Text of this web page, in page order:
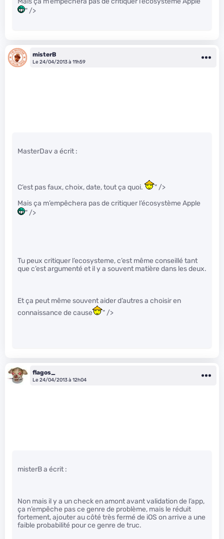
" />
misterB
Le 24/04/2013 à 11h59
MasterDav a écrit :
C’est pas faux, choix, date, tout ça quoi.
" />
Mais ça m’empêchera pas de critiquer l’écosystème Apple
" />
Tu peux critiquer l’ecosysteme, c’est même conseillé tant
que c’est argumenté et il y a souvent matière dans les deux.
Et ça peut même souvent aider d’autres a choisir en
connaissance de cause
" />
flagos_
Le 24/04/2013 à 12h04
misterB a écrit :
Non mais il y a un check en amont avant validation de l’app,
ça n’empêche pas ce genre de problème, mais le réduit
fortement, ajouter au côté très fermé de iOS on arrive a une
faible probabilité pour ce genre de truc.